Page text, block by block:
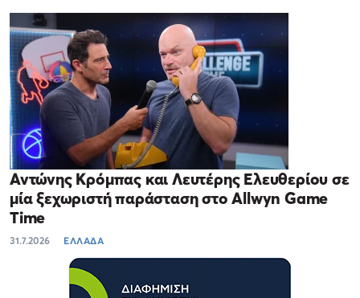
Αντώνης Κρόμπας και Λευτέρης Ελευθερίου σε
μία ξεχωριστή παράσταση στο Allwyn Game
Time
31.7.2026 ΕΛΛΑΔΑ